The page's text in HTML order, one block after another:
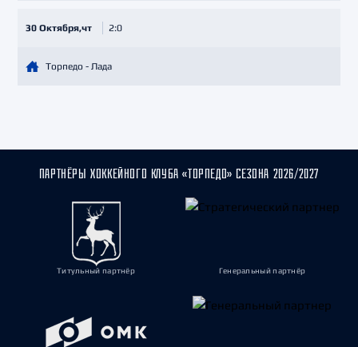
30 Октября,чт 2:0
Торпедо - Лада
ПАРТНЁРЫ ХОККЕЙНОГО КЛУБА «ТОРПЕДО» СЕЗОНА 2026/2027
Титульный партнёр Генеральный партнёр